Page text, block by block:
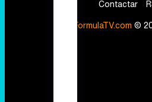
Contactar
FormulaTV.com ©